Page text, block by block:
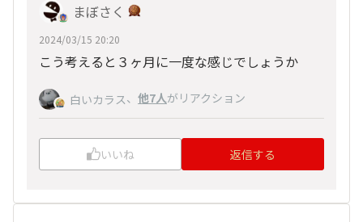
まぼさく
2024/03/15 20:20
こう考えると３ヶ月に一度な感じでしょうか
白いカラス、 他7人がリアクション
いいね 返信する